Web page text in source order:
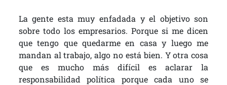
La gente esta muy enfadada y el objetivo son
sobre todo los empresarios. Porque si me dicen
que tengo que quedarme en casa y luego me
mandan al trabajo, algo no está bien. Y otra cosa
que es mucho más difícil es aclarar la
responsabilidad política porque cada uno se